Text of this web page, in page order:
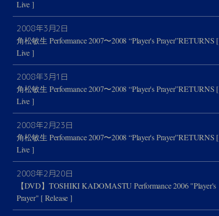
Live ]
2008年3月2日
角松敏生 Performance 2007〜2008 “Player's Prayer”RETURNS [
Live ]
2008年3月1日
角松敏生 Performance 2007〜2008 “Player's Prayer”RETURNS [
Live ]
2008年2月23日
角松敏生 Performance 2007〜2008 “Player's Prayer”RETURNS [
Live ]
2008年2月20日
【DVD】TOSHIKI KADOMASTU Performance 2006 "Player's
Prayer" [ Release ]